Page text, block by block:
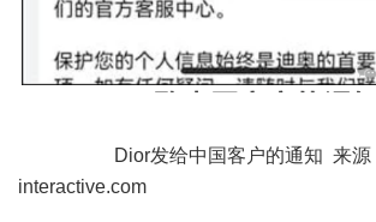
Dior发给中国客户的通知 来源：
interactive.com